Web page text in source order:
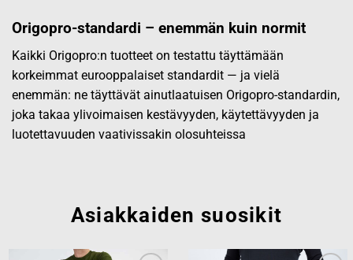
Origopro-standardi – enemmän kuin normit
Kaikki Origopro:n tuotteet on testattu täyttämään
korkeimmat eurooppalaiset standardit — ja vielä
enemmän: ne täyttävät ainutlaatuisen Origopro-standardin,
joka takaa ylivoimaisen kestävyyden, käytettävyyden ja
luotettavuuden vaativissakin olosuhteissa
Asiakkaiden suosikit